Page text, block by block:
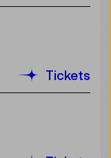
Tickets